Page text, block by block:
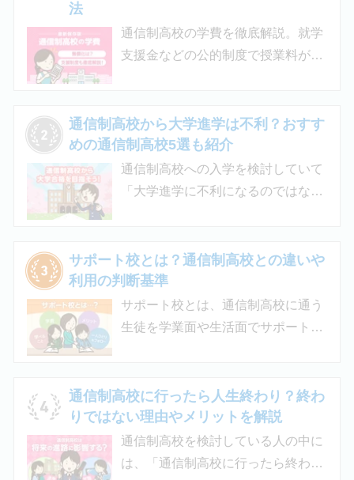
法
通信制高校の学費を徹底解説。就学
支援金などの公的制度で授業料が実
目安、申請時の注意点などをわかり
やすく解説します。費用負担を抑え
られるのでチェックしてみましょ
う。
通信制高校から大学進学は不利？おすす
めの通信制高校5選も紹介
通信制高校への入学を検討していて
「大学進学に不利になるのではない
のではないでしょうか。 結論とし
て、通信制高校に通っているからと
いって大学進学に不利になることは
ありません。中には、大学進学を想
格実績を豊富にもつ学校もありま
す。
サポート校とは？通信制高校との違いや
利用の判断基準
サポート校とは、通信制高校に通う
生徒を学業面や生活面でサポートす
め、サポート校のみでは高卒資格を
取得できません。 ただし、個別の学
習指導やスクールカウンセラーによ
る生活面での相談など手厚い支援が
通信制高校に行ったら人生終わり？終わ
りではない理由やメリットを解説
通信制高校を検討している人の中に
は、「通信制高校に行ったら終わ